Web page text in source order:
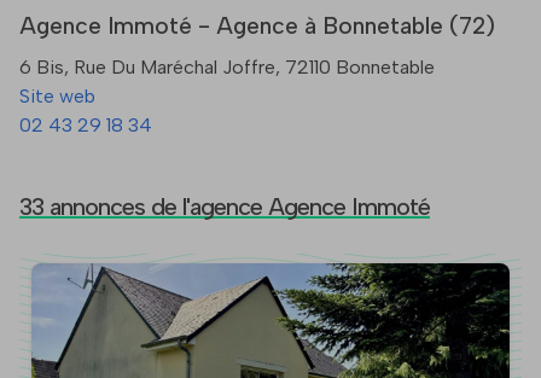
Agence Immoté - Agence à Bonnetable (72)
6 Bis, Rue Du Maréchal Joffre, 72110 Bonnetable
Site web
02 43 29 18 34
33 annonces de l'agence Agence Immoté